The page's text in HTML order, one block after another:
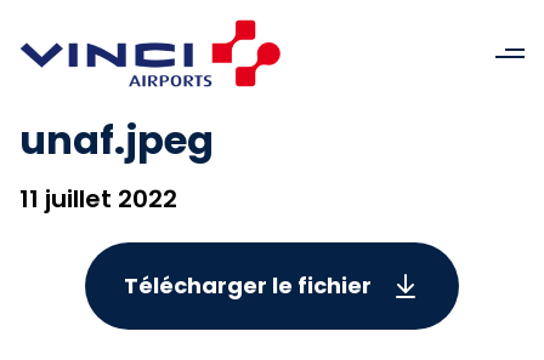
unaf.jpeg
11 juillet 2022
Télécharger le fichier